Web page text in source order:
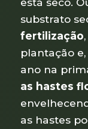
substrato
fertilização
plantação
ano na
as hastes
as hastes